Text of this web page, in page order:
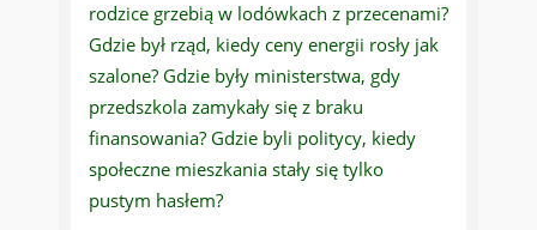
rodzice grzebią w lodówkach z przecenami?
Gdzie był rząd, kiedy ceny energii rosły jak
szalone? Gdzie były ministerstwa, gdy
przedszkola zamykały się z braku
finansowania? Gdzie byli politycy, kiedy
społeczne mieszkania stały się tylko
pustym hasłem?